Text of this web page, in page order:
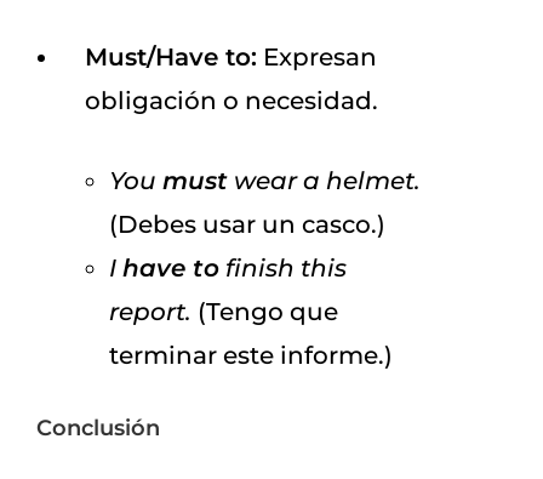
Must/Have to: Expresan
obligación o necesidad.
You must wear a helmet.
(Debes usar un casco.)
I have to finish this
report. (Tengo que
terminar este informe.)
Conclusión